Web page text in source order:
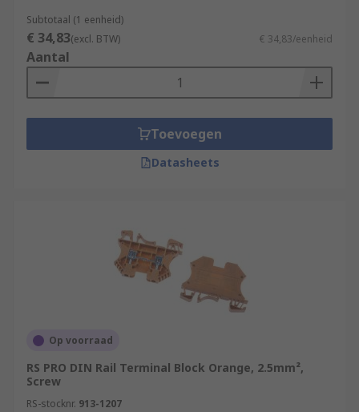
Subtotaal (1 eenheid)
€ 34,83(excl. BTW) € 34,83/eenheid
Aantal
Toevoegen
Datasheets
Op voorraad
RS PRO DIN Rail Terminal Block Orange, 2.5mm²,
Screw
RS-stocknr. 913-1207